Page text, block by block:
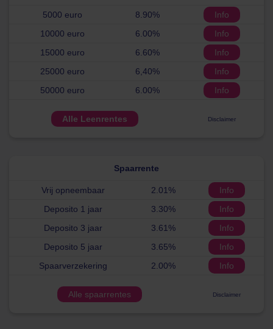
5000 euro 8.90%
Info
10000 euro
6.00%
Info
15000 euro
6.60%
Info
25000 euro
6,40%
Info
50000 euro
6.00% Info
Alle Leenrentes Disclaimer
Spaarrente
Vrij opneembaar 2.01%
Info
Deposito 1 jaar
3.30%
Info
Deposito 3 jaar
3.61%
Info
Deposito 5 jaar
3.65%
Info
Spaarverzekering
2.00% Info
Alle spaarrentes Disclaimer